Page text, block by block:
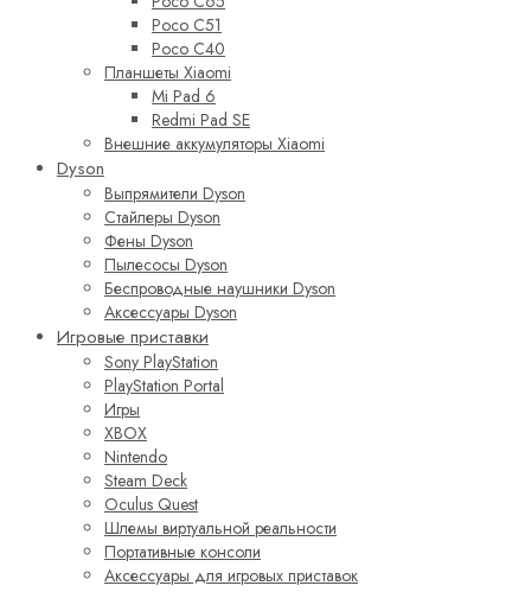
Poco C51
Poco C40
Планшеты Xiaomi
Mi Pad 6
Redmi Pad SE
Внешние аккумуляторы Xiaomi
Dyson
Выпрямители Dyson
Стайлеры Dyson
Фены Dyson
Пылесосы Dyson
Беспроводные наушники Dyson
Аксессуары Dyson
Игровые приставки
Sony PlayStation
PlayStation Portal
Игры
XBOX
Nintendo
Steam Deck
Oculus Quest
Шлемы виртуальной реальности
Портативные консоли
Аксессуары для игровых приставок